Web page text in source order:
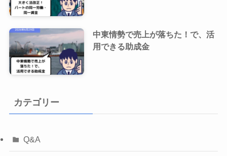
中東情勢で売上が落ちた！で、活
用できる助成金
カテゴリー
Q&A